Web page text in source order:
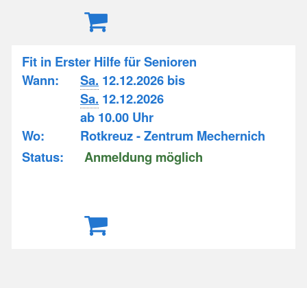
Fit in Erster Hilfe für Senioren
Wann:
Sa. 12.12.2026 bis
Sa. 12.12.2026
ab 10.00 Uhr
Wo:
Rotkreuz - Zentrum Mechernich
Status:
Anmeldung möglich